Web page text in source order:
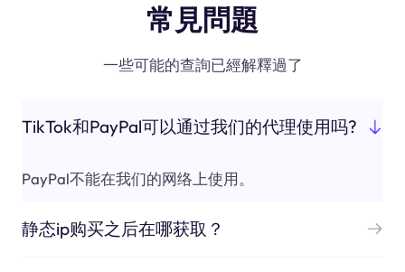
常見問題
一些可能的查詢已經解釋過了
TikTok和PayPal可以通过我们的代理使用吗?
PayPal不能在我们的网络上使用。
静态ip购买之后在哪获取？